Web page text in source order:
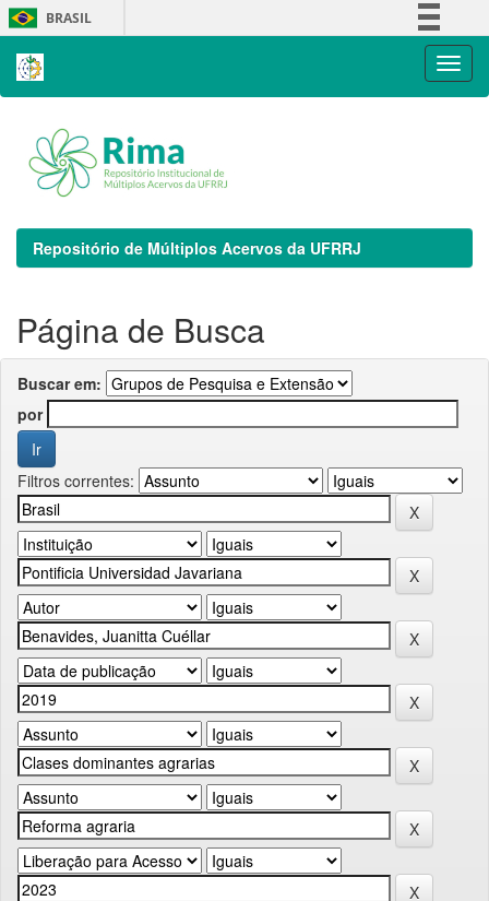
Skip
navigation
BRASIL
Repositório de Múltiplos Acervos da UFRRJ
Página de Busca
Buscar em:
por
Filtros correntes: